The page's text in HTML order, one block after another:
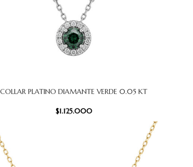
COLLAR PLATINO DIAMANTE VERDE 0.05 KT
$1.125.000